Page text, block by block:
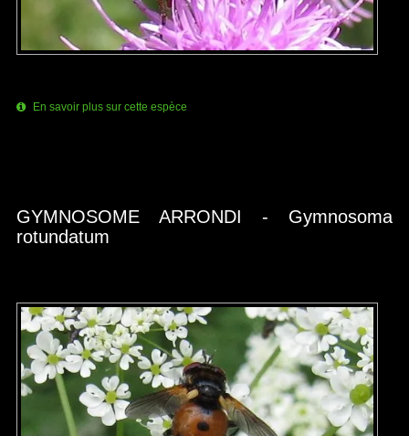
En savoir plus sur cette espèce
GYMNOSOME ARRONDI - Gymnosoma
rotundatum